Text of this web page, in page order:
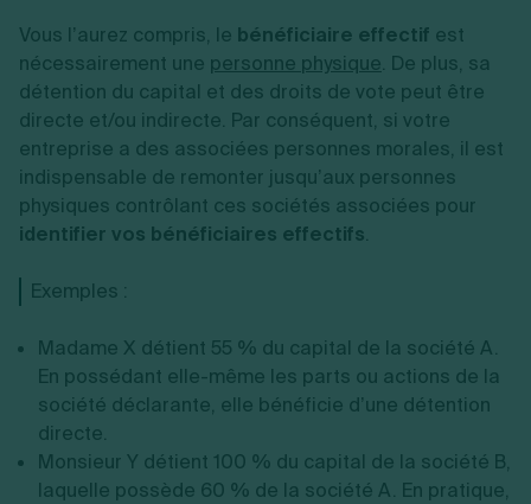
Vous l’aurez compris, le bénéficiaire effectif est
nécessairement une personne physique. De plus, sa
détention du capital et des droits de vote peut être
directe et/ou indirecte. Par conséquent, si votre
entreprise a des associées personnes morales, il est
indispensable de remonter jusqu’aux personnes
physiques contrôlant ces sociétés associées pour
identifier vos bénéficiaires effectifs.
Exemples :
Madame X détient 55 % du capital de la société A.
En possédant elle-même les parts ou actions de la
société déclarante, elle bénéficie d’une détention
directe.
Monsieur Y détient 100 % du capital de la société B,
laquelle possède 60 % de la société A. En pratique,